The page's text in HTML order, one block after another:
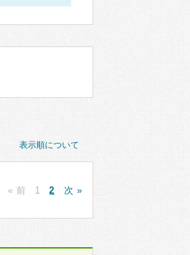
表示順について
« 前 1 2 次 »